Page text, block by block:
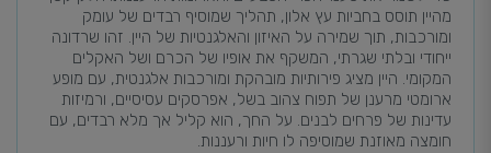
מהיין תוסס בחביות עץ אלון, תהליך שמוסיף רבדים של עומק
ומורכבות, תוך שמירה על האיזון והאלגנטיות של היין. זהו שרדונה
ייחודי ובלתי שגרתי, המשקף את אופיו של הכרם ושל האקלים
המקומי. היין מציג פירותיות מובהקת ומורכבות אלגנטית, עם מופע
ארומטי מרענן של תפוח צהוב בשל, אפרסקים עסיסיים, ורמיזות
עדינות של פרחים לבנים. על החך, הוא קליל אך מלא רבדים, עם
חומצה מאוזנת שמוסיפה לו חיות ורעננות.